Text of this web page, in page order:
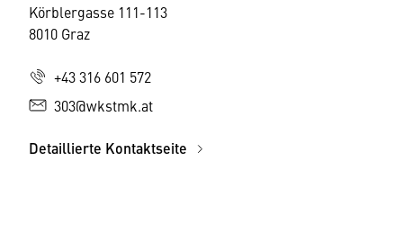
Körblergasse 111-113
8010 Graz
+43 316 601 572
303@wkstmk.at
Detaillierte Kontaktseite